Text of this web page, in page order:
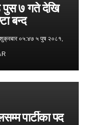
पुस ७ गते देखि
बन्द
०५:४७ ५ पुष २०८१,
पार्टीका पद